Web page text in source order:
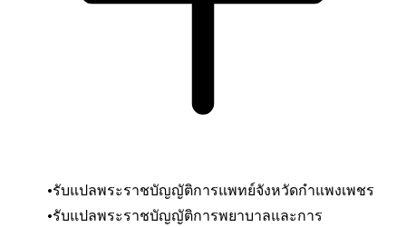
รับแปลพระราชบัญญัติการแพทย์จังหวัดกำแพงเพชร
รับแปลพระราชบัญญัติการพยาบาลและการ